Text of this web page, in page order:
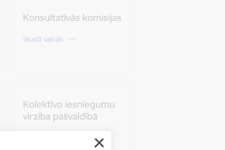
Konsultatīvās komisijas
Skatīt vairāk
Kolektīvo iesniegumu
virzība pašvaldībā